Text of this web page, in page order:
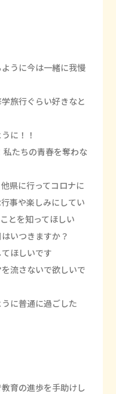
うに今は一緒に我慢
旅行ぐらい好きなと
に！！
私たちの青春を奪わな
県に行ってコロナに
事や楽しみにしてい
とを知ってほしい
いつきますか？
ほしいです
流さないで欲しいで
に普通に過ごした
育の進歩を手助けし